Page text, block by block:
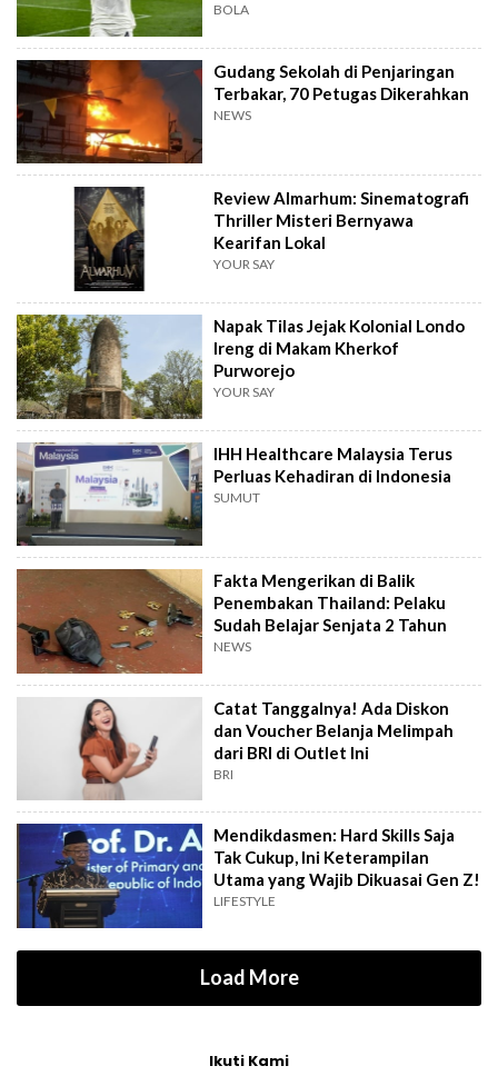
BOLA
Gudang Sekolah di Penjaringan
Terbakar, 70 Petugas Dikerahkan
NEWS
Review Almarhum: Sinematografi
Thriller Misteri Bernyawa
Kearifan Lokal
YOUR SAY
Napak Tilas Jejak Kolonial Londo
Ireng di Makam Kherkof
Purworejo
YOUR SAY
IHH Healthcare Malaysia Terus
Perluas Kehadiran di Indonesia
SUMUT
Fakta Mengerikan di Balik
Penembakan Thailand: Pelaku
Sudah Belajar Senjata 2 Tahun
NEWS
Catat Tanggalnya! Ada Diskon
dan Voucher Belanja Melimpah
dari BRI di Outlet Ini
BRI
Mendikdasmen: Hard Skills Saja
Tak Cukup, Ini Keterampilan
Utama yang Wajib Dikuasai Gen Z!
LIFESTYLE
Load More
Ikuti Kami